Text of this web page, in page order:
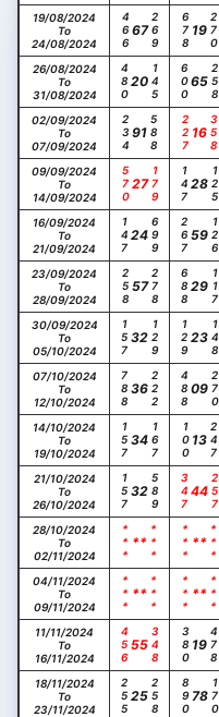
19/08/2024
To
24/08/2024
46667269 678 19 270
26/08/2024
To
31/08/2024
480 20 145 60065 258
02/09/2024
To
07/09/2024
234 91 588 227 16 358
09/09/2024
To
14/09/2024
570 27179 147 28 125
16/09/2024
To
21/09/2024
147 24 699 26759 126
23/09/2024
To
28/09/2024
258 57278 688 29 117
30/09/2024
To
05/10/2024
157 32 129 129 23 148
07/10/2024
To
12/10/2024
788 36 222 488 09 270
14/10/2024
To
19/10/2024
157 34 167 100 13 247
21/10/2024
To
26/10/2024
157 32 589 347 44 257
28/10/2024
To
02/11/2024
*** ** *** *** ** ***
04/11/2024
To
09/11/2024
*** ** *** *** ** ***
11/11/2024
To
16/11/2024
456 55 348 380 19 478
18/11/2024
To
23/11/2024
255 25 258 890 78170